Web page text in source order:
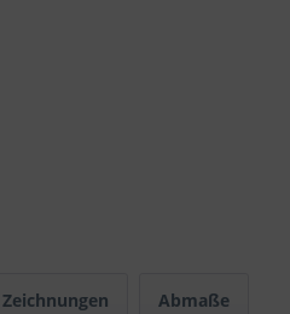
Zeichnungen Abmaße